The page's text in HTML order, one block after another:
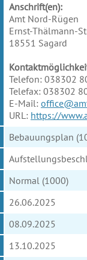
Anschrift(en):
Amt Nord-Rügen
Ernst-Thälmann-
18551 Sagard
Telefon: 038302
Telefax: 038302
E-Mail:
URL: https://
Bebauungsplan
Normal (1000)
26.06.2025
08.09.2025
13.10.2025